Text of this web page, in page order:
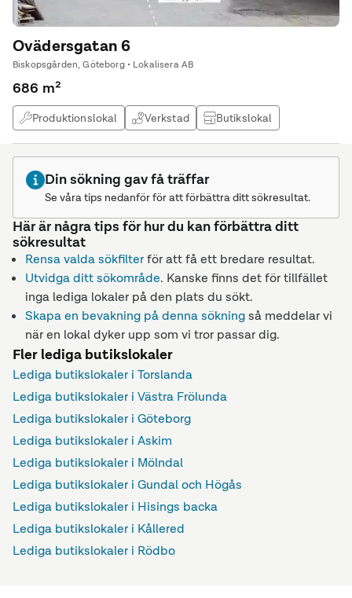
Ovädersgatan 6
Biskopsgården, Göteborg • Lokalisera AB
686 m²
Produktionslokal Verkstad
Butikslokal
Lagerlokal
Din sökning gav få träffar
Se våra tips nedanför för att förbättra ditt sökresultat.
Här är några tips för hur du kan förbättra ditt
sökresultat
Rensa valda sökfilterför att få ett bredare resultat.
Utvidga ditt sökområde. Kanske finns det för tillfället
inga lediga lokaler på den plats du sökt.
Skapa en bevakning på denna sökningså meddelar vi
när en lokal dyker upp som vi tror passar dig.
Fler lediga butikslokaler
Lediga butikslokaler i Torslanda
Lediga butikslokaler i Västra Frölunda
Lediga butikslokaler i Göteborg
Lediga butikslokaler i Askim
Lediga butikslokaler i Mölndal
Lediga butikslokaler i Gundal och Högås
Lediga butikslokaler i Hisings backa
Lediga butikslokaler i Kållered
Lediga butikslokaler i Rödbo